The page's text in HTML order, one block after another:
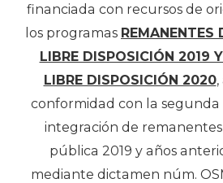
financiada con recursos de
los programas REMANENTES
LIBRE DISPOSICIÓN 2019
LIBRE DISPOSICIÓN 2020,
conformidad con la segunda
integración de
pública 2019 y años
mediante dictamen núm.